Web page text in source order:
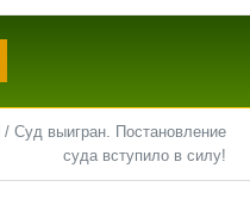
/ Суд выигран. Постановление
суда вступило в силу!